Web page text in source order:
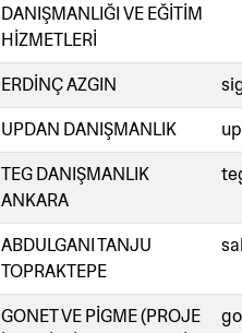
DANIŞMANLIĞI VE EĞİTİM
HİZMETLERİ
ERDİNÇ AZGIN
UPDAN DANIŞMANLIK
TEG DANIŞMANLIK
ANKARA
ABDULGANI TANJU
TOPRAKTEPE
GONET VE PİGME (PROJE